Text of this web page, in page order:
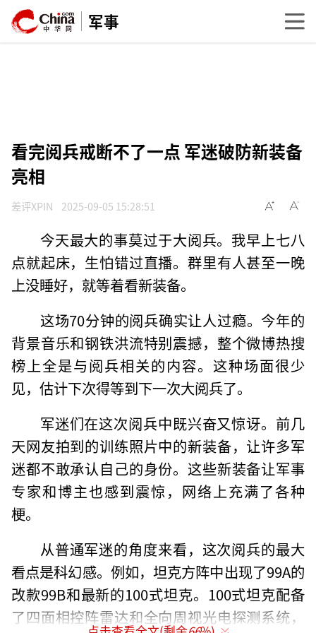
军事
看完阅兵戒断不了一点 军迷破防新装备
亮相
差评XPIN 2025-09-05 15:28:51
今天最大的事莫过于大阅兵。我早上七八
点就起床，生怕错过直播。群里有人甚至一晚
上没睡好，就等着看新装备。
这场70分钟的阅兵确实让人过瘾。今年的
背景音乐和钢铁洪流特别震撼，整个微博热搜
榜上全是与阅兵相关的内容。这种场面很少
见，估计下次得等到下一次大阅兵了。
军迷们在这次阅兵中既兴奋又惊讶。前几
天网友拍到的训练照片中的新装备，让许多军
迷都不敢承认自己的身份。这些新装备让军事
专家和博主也感到震惊，网络上充满了各种
梗。
从普通军迷的角度来看，这次阅兵的最大
看点是科幻感。例如，坦克方阵中出现了99A的
改款99B和最新的100式坦克。100式坦克配备
了四面相控阵雷达和全向周视光电探测系统，